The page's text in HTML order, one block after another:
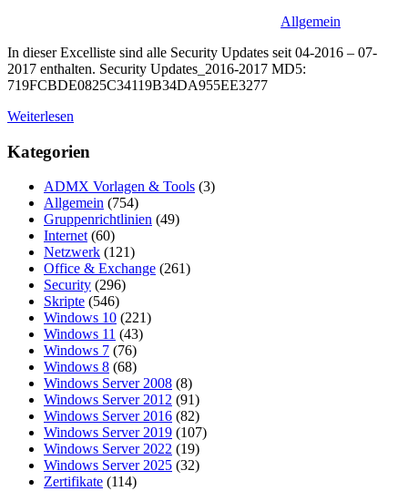
Allgemein
In dieser Excelliste sind alle Security Updates seit 04-2016 – 07-
2017 enthalten. Security Updates_2016-2017 MD5:
719FCBDE0825C34119B34DA955EE3277
Weiterlesen
Kategorien
ADMX Vorlagen & Tools (3)
Allgemein (754)
Gruppenrichtlinien (49)
Internet (60)
Netzwerk (121)
Office & Exchange (261)
Security (296)
Skripte (546)
Windows 10 (221)
Windows 11 (43)
Windows 7 (76)
Windows 8 (68)
Windows Server 2008 (8)
Windows Server 2012 (91)
Windows Server 2016 (82)
Windows Server 2019 (107)
Windows Server 2022 (19)
Windows Server 2025 (32)
Zertifikate (114)